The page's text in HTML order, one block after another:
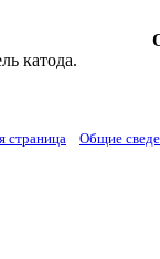
катода.
страница Общие